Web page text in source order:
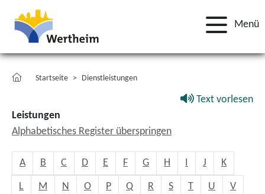
Menü
Startseite Dienstleistungen
Text vorlesen
Leistungen
Alphabetisches Register überspringen
A B C D E F G H I J K
L M N O P Q R S T U V